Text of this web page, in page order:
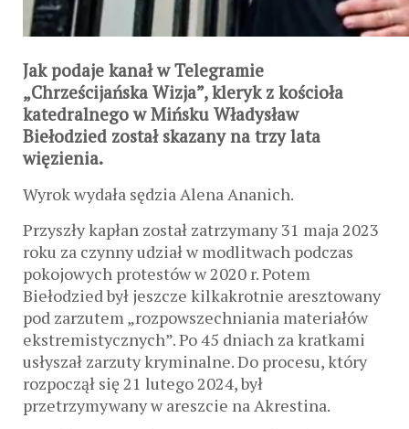
Jak podaje kanał w Telegramie
„Chrześcijańska Wizja”, kleryk z kościoła
katedralnego w Mińsku Władysław
Biełodzied został skazany na trzy lata
więzienia.
Wyrok wydała sędzia Alena Ananich.
Przyszły kapłan został zatrzymany 31 maja 2023
roku za czynny udział w modlitwach podczas
pokojowych protestów w 2020 r. Potem
Biełodzied był jeszcze kilkakrotnie aresztowany
pod zarzutem „rozpowszechniania materiałów
ekstremistycznych”. Po 45 dniach za kratkami
usłyszał zarzuty kryminalne. Do procesu, który
rozpoczął się 21 lutego 2024, był
przetrzymywany w areszcie na Akrestina.